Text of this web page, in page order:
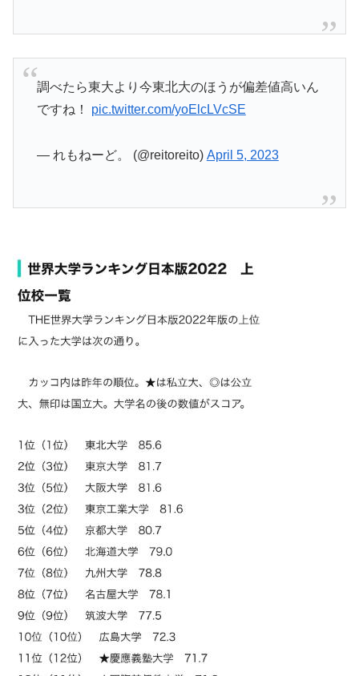
調べたら東大より今東北大のほうが偏差値高いん
ですね！ pic.twitter.com/yoElcLVcSE
— れもねーど。 (@reitoreito) April 5, 2023